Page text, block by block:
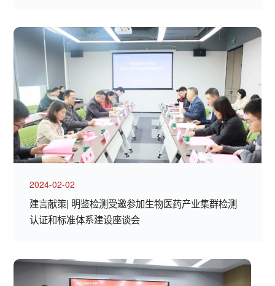
2024-02-02
建言献策| 明鉴检测受邀参加生物医药产业集群检测
认证和标准体系建设座谈会